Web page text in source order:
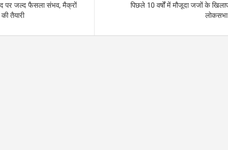
पर जल्द फैसला संभव, मैक्रों
तैयारी
पिछले 10 वर्षों में मौजूदा जजों के